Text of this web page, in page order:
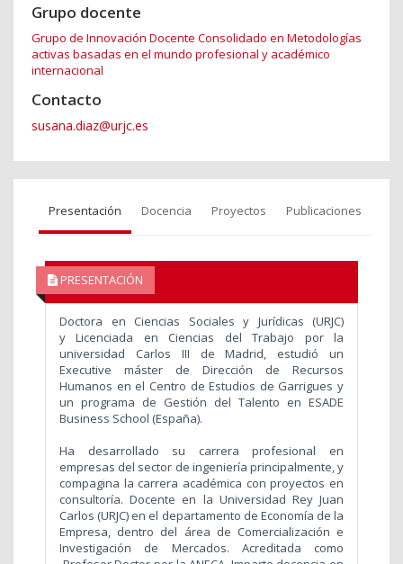
Grupo docente
Grupo de Innovación Docente Consolidado en Metodologías
activas basadas en el mundo profesional y académico
internacional
Contacto
susana.diaz@urjc.es
Presentación Docencia Proyectos Publicaciones
PRESENTACIÓN
Doctora en Ciencias Sociales y Jurídicas (URJC)
y Licenciada en Ciencias del Trabajo por la
universidad Carlos III de Madrid, estudió un
Executive máster de Dirección de Recursos
Humanos en el Centro de Estudios de Garrigues y
un programa de Gestión del Talento en ESADE
Business School (España).
Ha desarrollado su carrera profesional en
empresas del sector de ingeniería principalmente, y
compagina la carrera académica con proyectos en
consultoría. Docente en la Universidad Rey Juan
Carlos (URJC) en el departamento de Economía de la
Empresa, dentro del área de Comercialización e
Investigación de Mercados. Acreditada como